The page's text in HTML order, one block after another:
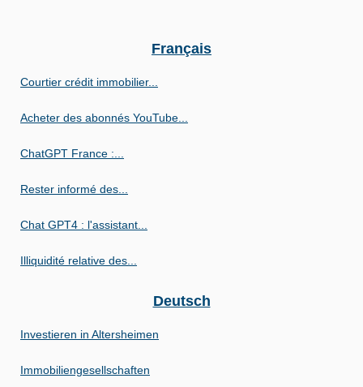
Français
Courtier crédit immobilier...
Acheter des abonnés YouTube...
ChatGPT France :...
Rester informé des...
Chat GPT4 : l'assistant...
Illiquidité relative des...
Deutsch
Investieren in Altersheimen
Immobiliengesellschaften